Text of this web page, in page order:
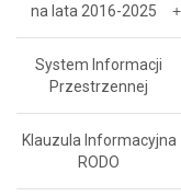
na lata 2016-2025
System Informacji
Przestrzennej
Klauzula Informacyjna
RODO